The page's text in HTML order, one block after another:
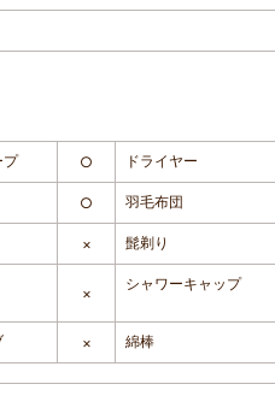
プ ○ ドライヤー
○ 羽毛布団
× 髭剃り
×
シャワーキャップ
× 綿棒